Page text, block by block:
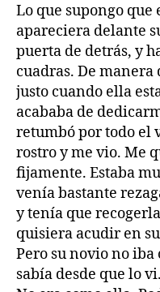
Lo que supongo que
apareciera delante
puerta de detrás, y
cuadras. De
justo cuando ella
acababa de
retumbó por todo el
rostro y me vio. Me
fijamente. Estaba
venía bastante
y tenía que
quisiera acudir en
Pero su novio no iba
sabía desde que lo